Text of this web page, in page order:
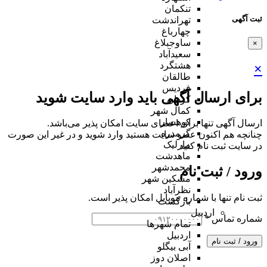
ثبت آگهی
×
×
برای ارسال آگهی باید وارد سایت شوید
ارسال آگهی تنها برای اعضای سایت امکان پذیر می‌باشد.
چنانچه هم‌ اکنون عضو سایت هستید وارد شوید و در غیر این صورت
در سایت ثبت نام کنید
ورود / ثبت نام
ثبت نام تنها با شماره موبایل امکان پذیر است.
شماره تماس*
ورود / ثبت نام
تنکمان
تهراندشت
چهارباغ
ساوجبلاغ
سعیدآباد
هشتگرد
طالقان
فردیس
کردان
کمال شهر
کوهسار
گرمدره
مارلیک
ماهدشت
محمدشهر
مشکین شهر
نظرآباد
بازگشت
اردبیل
تمام شهر‌ها
اردبیل
آبی بیگلو
اصلان دوز